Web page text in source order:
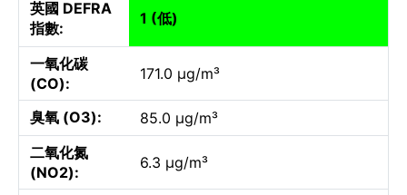
英國 DEFRA
指數:
1 (低)
一氧化碳
(CO):
171.0 µg/m³
臭氧 (O3):
85.0 µg/m³
二氧化氮
(NO2):
6.3 µg/m³